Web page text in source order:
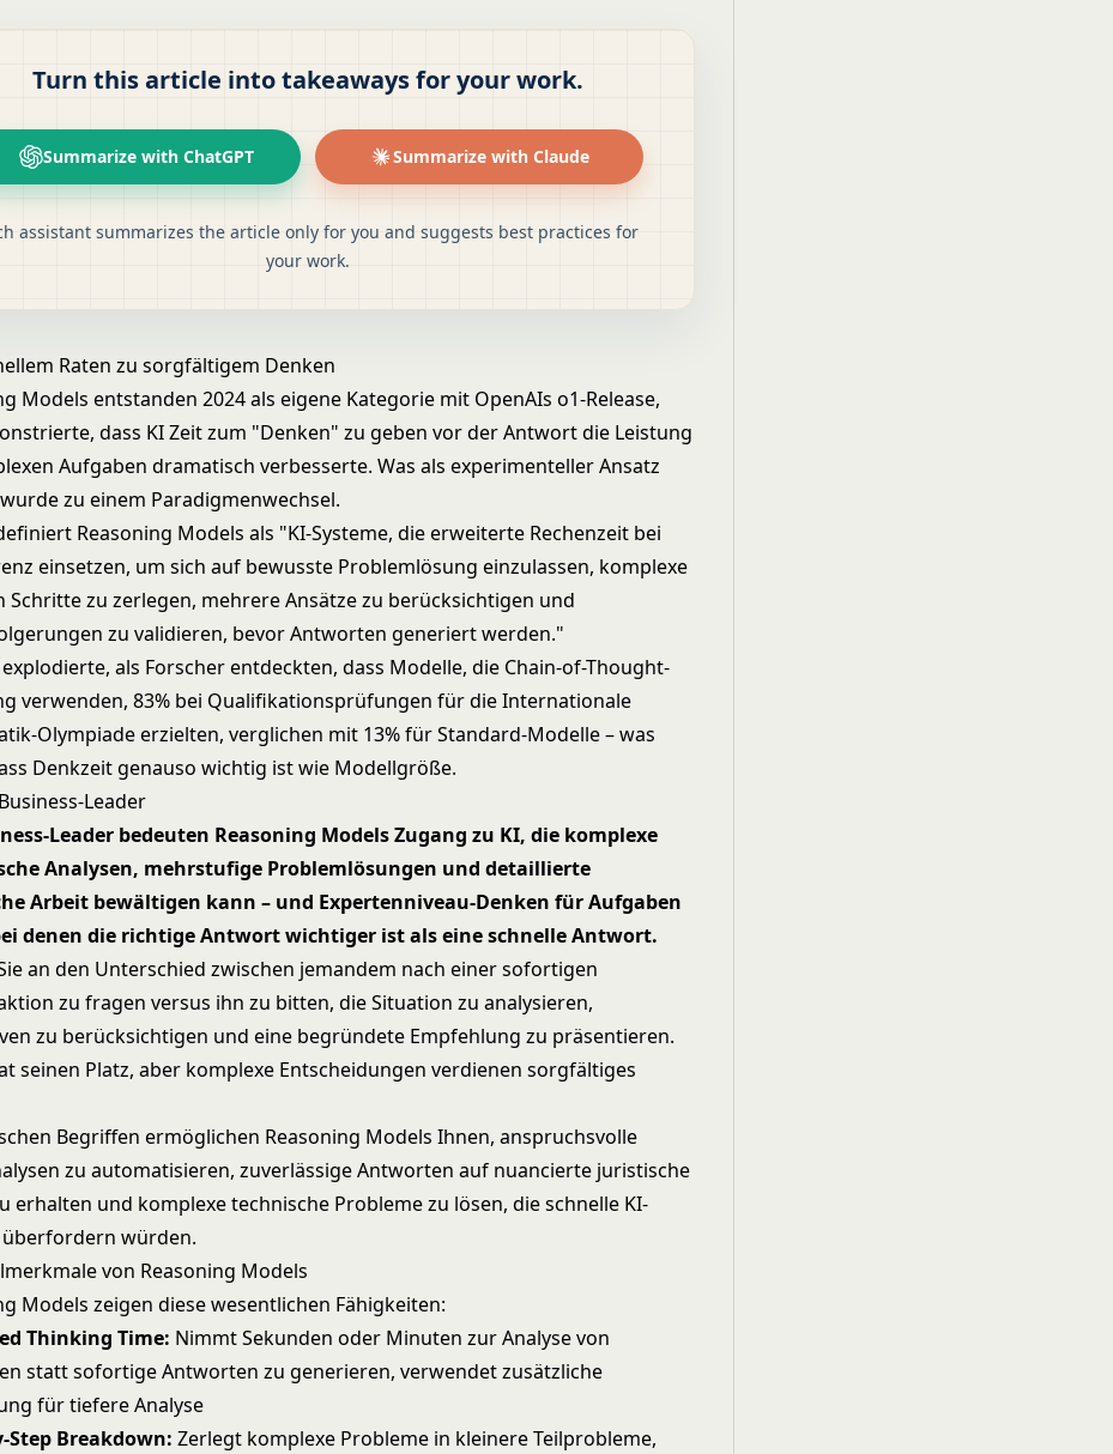
Turn this article into takeaways for your work.
Summarize with ChatGPT Summarize with Claude
assistant summarizes the article only for you and suggests best practices for
your work.
Raten zu sorgfältigem Denken
Models entstanden 2024 als eigene Kategorie mit OpenAIs o1-Release,
dass KI Zeit zum "Denken" zu geben vor der Antwort die Leistung
Aufgaben dramatisch verbesserte. Was als experimenteller Ansatz
zu einem Paradigmenwechsel.
Reasoning Models als "KI-Systeme, die erweiterte Rechenzeit bei
einsetzen, um sich auf bewusste Problemlösung einzulassen, komplexe
Schritte zu zerlegen, mehrere Ansätze zu berücksichtigen und
zu validieren, bevor Antworten generiert werden."
explodierte, als Forscher entdeckten, dass Modelle, die Chain-of-Thought-
verwenden, 83% bei Qualifikationsprüfungen für die Internationale
Olympiade erzielten, verglichen mit 13% für Standard-Modelle – was
Denkzeit genauso wichtig ist wie Modellgröße.
Leader
Leader bedeuten Reasoning Models Zugang zu KI, die komplexe
Analysen, mehrstufige Problemlösungen und detaillierte
Arbeit bewältigen kann – und Expertenniveau-Denken für Aufgaben
denen die richtige Antwort wichtiger ist als eine schnelle Antwort.
an den Unterschied zwischen jemandem nach einer sofortigen
zu fragen versus ihn zu bitten, die Situation zu analysieren,
zu berücksichtigen und eine begründete Empfehlung zu präsentieren.
seinen Platz, aber komplexe Entscheidungen verdienen sorgfältiges
Begriffen ermöglichen Reasoning Models Ihnen, anspruchsvolle
zu automatisieren, zuverlässige Antworten auf nuancierte juristische
erhalten und komplexe technische Probleme zu lösen, die schnelle KI-
überfordern würden.
von Reasoning Models
Models zeigen diese wesentlichen Fähigkeiten:
Thinking Time: Nimmt Sekunden oder Minuten zur Analyse von
statt sofortige Antworten zu generieren, verwendet zusätzliche
für tiefere Analyse
Step Breakdown: Zerlegt komplexe Probleme in kleinere Teilprobleme,